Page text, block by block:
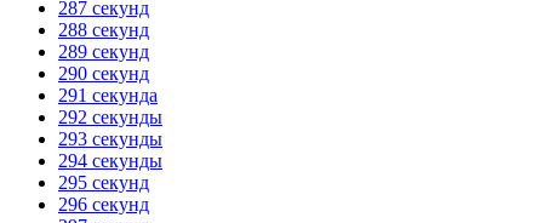
287 секунд
288 секунд
289 секунд
290 секунд
291 секунда
292 секунды
293 секунды
294 секунды
295 секунд
296 секунд